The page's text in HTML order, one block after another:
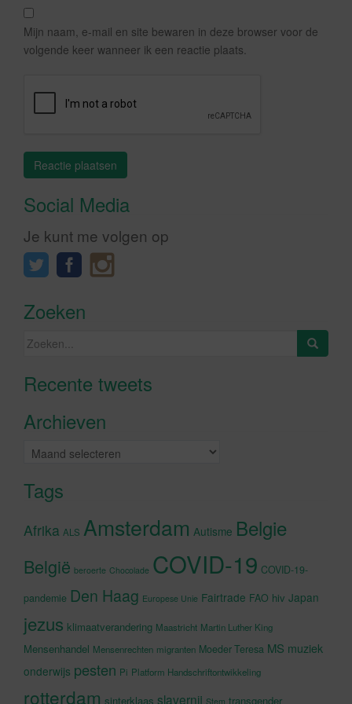
Mijn naam, e-mail en site bewaren in deze browser voor de
volgende keer wanneer ik een reactie plaats.
Social Media
Je kunt me volgen op
Zoeken
Zoeken
Recente tweetsKlik om marketing cookies te
Archieven
Archieven
Tags
Afrika ALS Amsterdam Autisme Belgie
België beroerte Chocolade COVID-19 COVID-19-
pandemie Den Haag Europese Unie Fairtrade FAO hiv Japan
jezus klimaatverandering Maastricht Martin Luther King
Mensenhandel Mensenrechten migranten Moeder Teresa MS muziek
onderwijs pesten Pi Platform Handschriftontwikkeling
rotterdam sinterklaas slavernij Stem transgender